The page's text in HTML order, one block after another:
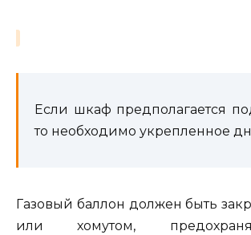
Если шкаф предполагается
то необходимо укрепленное
Газовый баллон должен быть
или хомутом,